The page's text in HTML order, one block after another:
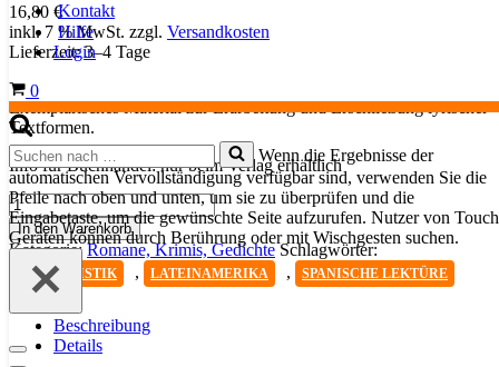
Kontakt
Hilfe
Login
Warenkorb
0
Suchen
nach …
Wenn die Ergebnisse der
automatischen Vervollständigung verfügbar sind, verwenden Sie die
Pfeile nach oben und unten, um sie zu überprüfen und die
Eingabetaste, um die gewünschte Seite aufzurufen. Nutzer von
Geräten können durch Berührung oder mit Wischgesten suchen.
Navigationsmenü
16,80 €
inkl. 7 % MwSt. zzgl. Versandkosten
Lieferzeit:3–4 Tage
Exemplarisches Material zur Erarbeitung und Erschließung lyrischer
Textformen.
Info für Buchhandel: nur beim Verlag erhältlich
Canto
a
América.
Geschichte
erfahren
Gedichte
Menge
In den Warenkorb
Kategorie:Romane, Krimis, Gedichte Schlagwörter:
BELLETRISTIK , LATEINAMERIKA , SPANISCHE LEKTÜRE
Beschreibung
Details